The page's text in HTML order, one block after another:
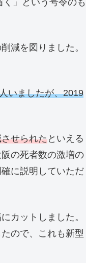
減を図りました。
いましたが、2019
せられたといえる
の死者数の激増の
に説明していただ
カットしました。
ので、これも新型